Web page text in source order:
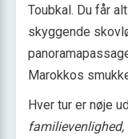
Toubkal. Du får
skyggende
Marokkos
Hver tur er nøje